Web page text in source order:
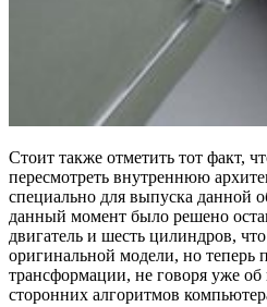
Стоит также отметить тот факт,
пересмотреть внутреннюю
специально для выпуска данной
данный момент было решено
двигатель и шесть цилиндров,
оригинальной модели, но теперь
трансформации, не говоря уже
сторонних алгоритмов